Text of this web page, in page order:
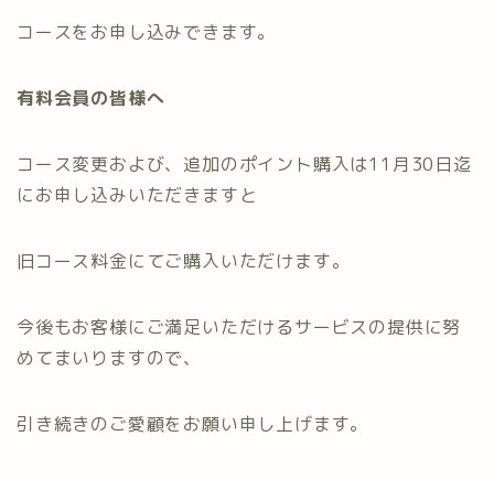
コースをお申し込みできます。
有料会員の皆様へ
コース変更および、追加のポイント購入は11月30日迄
にお申し込みいただきますと
旧コース料金にてご購入いただけます。
今後もお客様にご満足いただけるサービスの提供に努
めてまいりますので、
引き続きのご愛顧をお願い申し上げます。